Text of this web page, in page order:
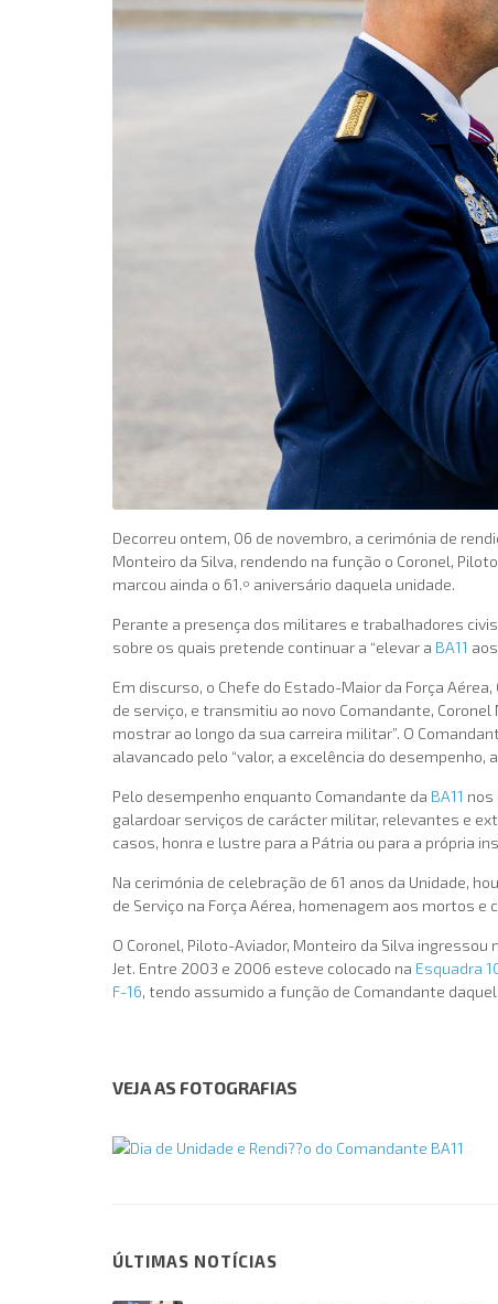
Decorreu ontem, 06 de novembro, a cerimónia de
Monteiro da Silva, rendendo na função o Coronel,
marcou ainda o 61.º aniversário daquela unidade.
Perante a presença dos militares e trabalhadores
sobre os quais pretende continuar a “elevar a BA11
Em discurso, o Chefe do Estado-Maior da Força
de serviço, e transmitiu ao novo Comandante,
mostrar ao longo da sua carreira militar”. O
alavancado pelo “valor, a excelência do
Pelo desempenho enquanto Comandante da BA11 nos
galardoar serviços de carácter militar, relevantes e
casos, honra e lustre para a Pátria ou para a própria
Na cerimónia de celebração de 61 anos da Unidade,
de Serviço na Força Aérea, homenagem aos mortos
O Coronel, Piloto-Aviador, Monteiro da Silva
Jet. Entre 2003 e 2006 esteve colocado na Esquadra
F-16, tendo assumido a função de Comandante
VEJA AS FOTOGRAFIAS
ÚLTIMAS NOTÍCIAS